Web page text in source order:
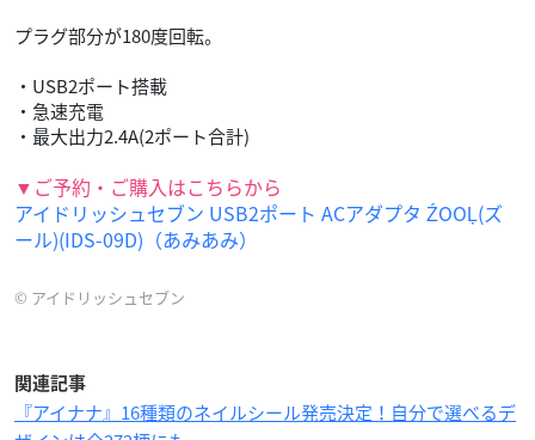
プラグ部分が180度回転。
・USB2ポート搭載
・急速充電
・最大出力2.4A(2ポート合計)
▼ご予約・ご購入はこちらから
アイドリッシュセブン USB2ポート ACアダプタ ŹOOĻ(ズ
ール)(IDS-09D)（あみあみ）
© アイドリッシュセブン
関連記事
『アイナナ』16種類のネイルシール発売決定！自分で選べるデ